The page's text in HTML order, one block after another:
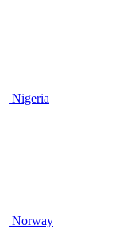
Nigeria
Norway